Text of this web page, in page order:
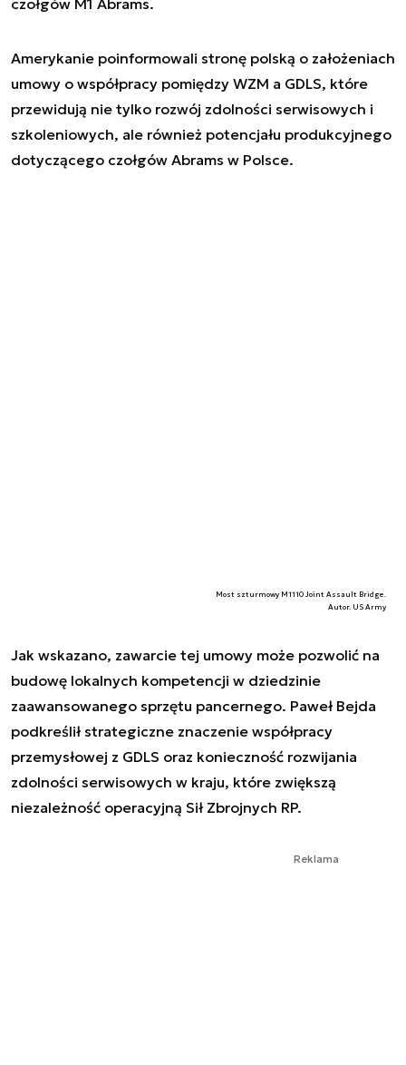
Amerykanie poinformowali stronę polską o założeniach
umowy o współpracy pomiędzy WZM a GDLS, które
przewidują nie tylko rozwój zdolności serwisowych i
szkoleniowych, ale również potencjału produkcyjnego
dotyczącego czołgów Abrams w Polsce.
Most szturmowy M1110 Joint Assault Bridge.
Autor. US Army
Jak wskazano, zawarcie tej umowy może pozwolić na
budowę lokalnych kompetencji w dziedzinie
zaawansowanego sprzętu pancernego. Paweł Bejda
podkreślił strategiczne znaczenie współpracy
przemysłowej z GDLS oraz konieczność rozwijania
zdolności serwisowych w kraju, które zwiększą
niezależność operacyjną Sił Zbrojnych RP.
Reklama